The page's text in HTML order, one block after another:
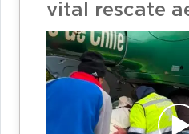
vital rescate